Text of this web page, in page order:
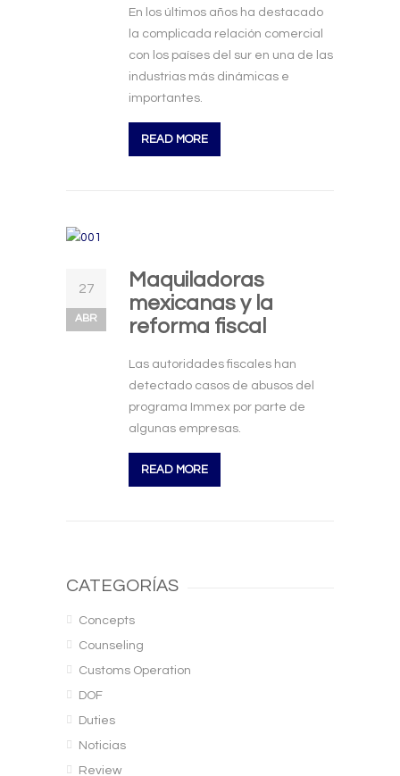
En los últimos años ha destacado
la complicada relación comercial
con los países del sur en una de las
industrias más dinámicas e
importantes.
READ MORE
27
ABR
Maquiladoras
mexicanas y la
reforma fiscal
Las autoridades fiscales han
detectado casos de abusos del
programa Immex por parte de
algunas empresas.
READ MORE
CATEGORÍAS
Concepts
Counseling
Customs Operation
DOF
Duties
Noticias
Review